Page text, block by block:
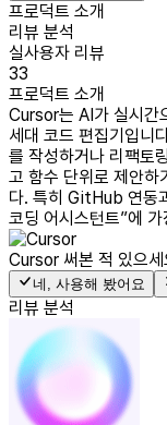
프로덕트 소개
리뷰 분석
실사용자 리뷰
33
프로덕트 소개
Cursor는 AI가 실시간
세대 코드 편집기입니
를 작성하거나 리팩토
고 함수 단위로 제안하
다. 특히 GitHub 연동
코딩 어시스턴트”에
Cursor 써본 적 있으세
네, 사용해 봤어요
리뷰 분석